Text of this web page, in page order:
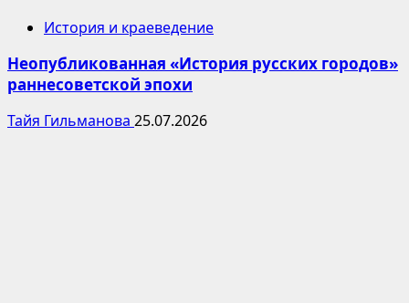
История и краеведение
Неопубликованная «История русских городов»
раннесоветской эпохи
Тайя Гильманова 25.07.2026